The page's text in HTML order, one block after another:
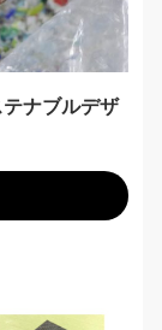
ナブルデザ